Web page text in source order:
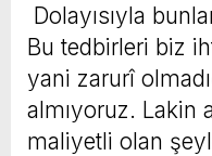
Dolayısıyla
Bu tedbirleri biz
yani zarurî
almıyoruz. Lakin
maliyetli olan